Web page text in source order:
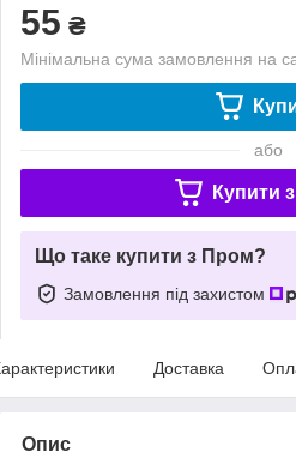
55 ₴
Мінімальна сума замовлення на
або
Купити з
Що таке купити з Пром?
Замовлення під захистом
Доставка
Опис